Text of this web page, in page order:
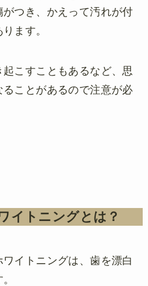
つき、かえって汚れが付
ます。
こすこともあるなど、思
ことがあるので注意が必
イトニングとは？
イトニングは、歯を漂白